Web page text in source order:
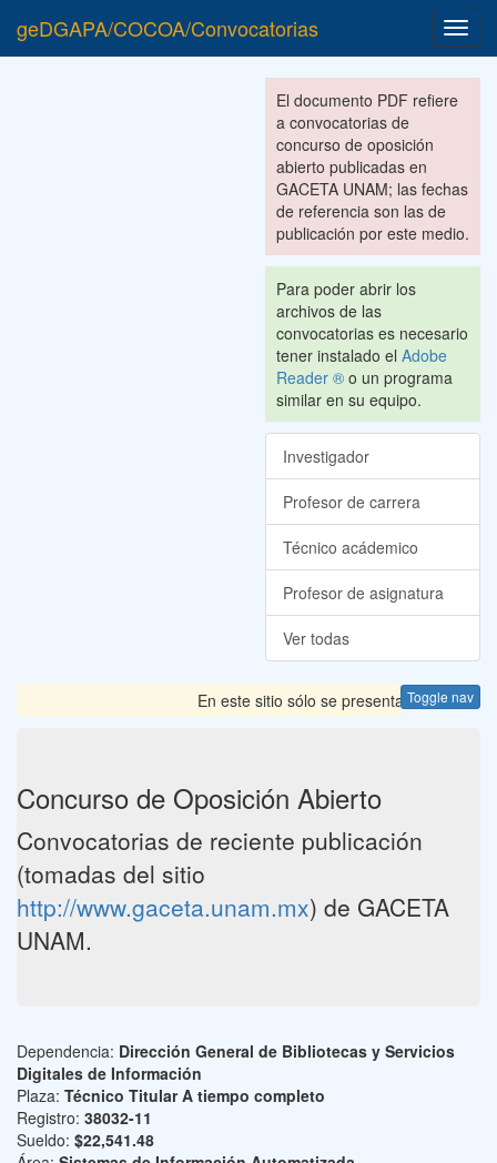
geDGAPA/COCOA/Convocatorias
El documento PDF refiere
a convocatorias de
concurso de oposición
abierto publicadas en
GACETA UNAM; las fechas
de referencia son las de
publicación por este medio.
Para poder abrir los
archivos de las
convocatorias es necesario
tener instalado el Adobe
Reader ® o un programa
similar en su equipo.
Investigador
Profesor de carrera
Técnico acádemico
Profesor de asignatura
Ver todas
Toggle nav
En este sitio sólo se presentan las
Concurso de Oposición Abierto
Convocatorias de reciente publicación
(tomadas del sitio
http://www.gaceta.unam.mx) de GACETA
UNAM.
Dependencia: Dirección General de Bibliotecas y Servicios
Digitales de Información
Plaza: Técnico Titular A tiempo completo
Registro: 38032-11
Sueldo: $22,541.48